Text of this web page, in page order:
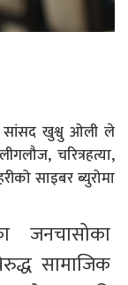
की सांसद खुश्वु ओली ले
चरित्रहत्या,
साइबर ब्युरोमा
जनचासोका
सामाजिक